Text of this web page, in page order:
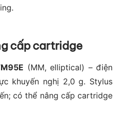
cấp cartridge
(MM, elliptical) – điện
khuyến nghị 2,0 g. Stylus
có thể nâng cấp cartridge